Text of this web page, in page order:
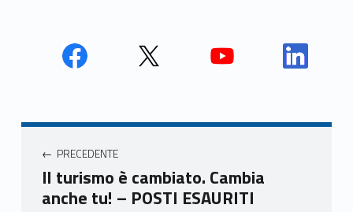
Unio
mer
e
Ven
Unio
e
Ven
Unio
e
Ven
Unio
Navigazione articoli
PRECEDENTE
Il turismo è cambiato. Cambia
anche tu! – POSTI ESAURITI